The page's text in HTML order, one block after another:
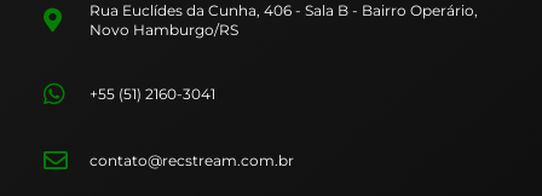
Rua Euclídes da Cunha, 406 - Sala B - Bairro Operário,
Novo Hamburgo/RS
+55 (51) 2160-3041
contato@recstream.com.br